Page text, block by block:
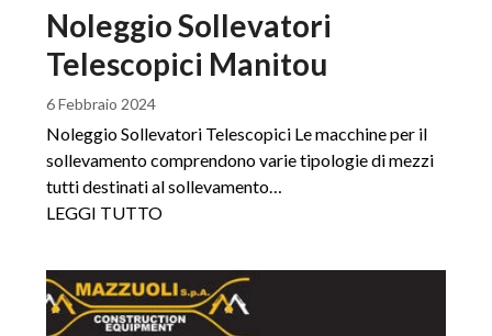
Noleggio Sollevatori
Telescopici Manitou
6 Febbraio 2024
Noleggio Sollevatori Telescopici Le macchine per il
sollevamento comprendono varie tipologie di mezzi
tutti destinati al sollevamento…
LEGGI TUTTO